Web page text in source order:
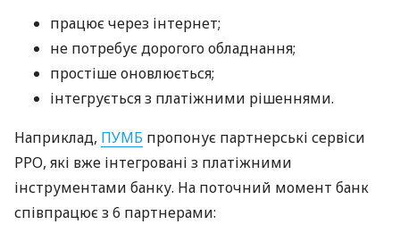
працює через інтернет;
не потребує дорогого обладнання;
простіше оновлюється;
інтегрується з платіжними рішеннями.
Наприклад, ПУМБ пропонує партнерські сервіси
РРО, які вже інтегровані з платіжними
інструментами банку. На поточний момент банк
співпрацює з 6 партнерами: